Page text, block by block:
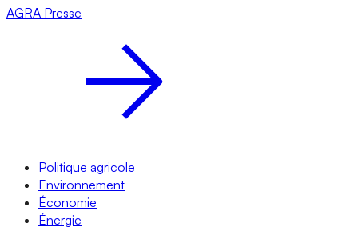
AGRA Presse
Politique agricole
Environnement
Économie
Énergie